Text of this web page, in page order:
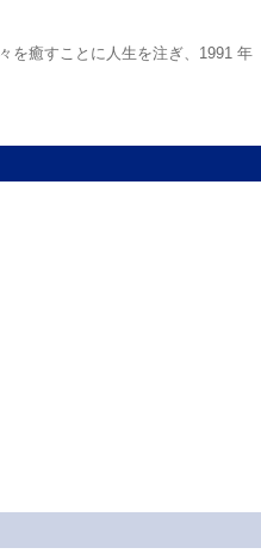
を癒すことに人生を注ぎ、1991 年